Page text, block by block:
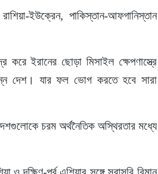
ইউক্রেন, পাকিস্তান-আফগানিস্তান
করে ইরানের ছোড়া মিসাইল ক্ষেপণাস্ত্রে
দেশ। যার ফল ভোগ করতে হবে সারা
দেশগুলোকে চরম অর্থনৈতিক অস্থিরতার মধ্যে